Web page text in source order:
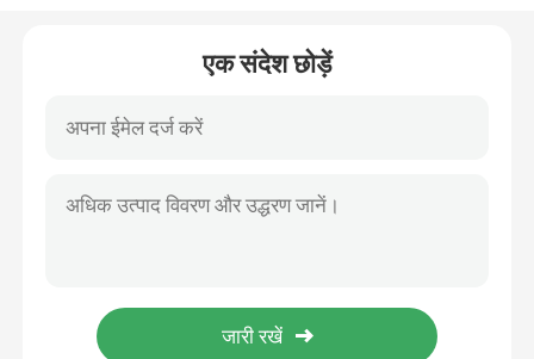
एक संदेश छोड़ें